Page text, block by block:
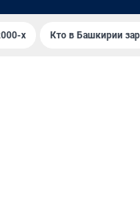
х Кто в Башкирии